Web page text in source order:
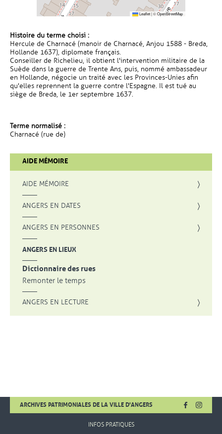
Leaflet|©OpenStreetMap
Histoire du terme choisi :
Hercule de Charnacé (manoir de Charnacé, Anjou 1588 - Breda,
Hollande 1637), diplomate français.
Conseiller de Richelieu, il obtient l'intervention militaire de la
Suède dans la guerre de Trente Ans, puis, nommé ambassadeur
en Hollande, négocie un traité avec les Provinces-Unies afin
qu'elles reprennent la guerre contre l'Espagne. Il est tué au
siège de Breda, le 1er septembre 1637.
Terme normalisé :
Charnacé (rue de)
AIDE MÉMOIRE
AIDE MÉMOIRE
ANGERS EN DATES
ANGERS EN PERSONNES
ANGERS EN LIEUX
Dictionnaire des rues
Remonter le temps
ANGERS EN LECTURE
ARCHIVES PATRIMONIALES DE LA VILLE D'ANGERS FACEBOOK
, OUVRE
,
INFOS PRATIQUES